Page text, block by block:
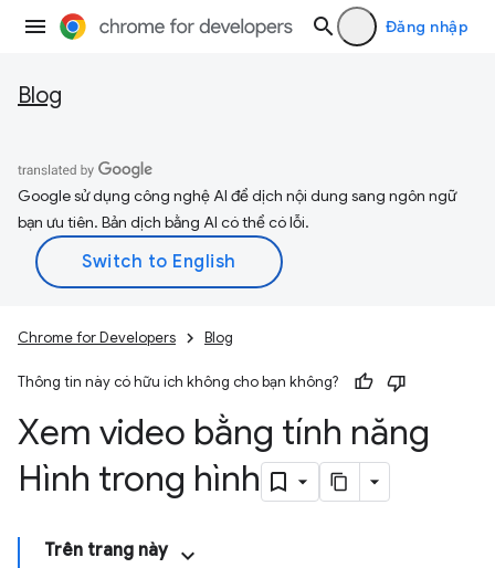
Đăng nhập
Blog
Google sử dụng công nghệ AI để dịch nội dung sang ngôn ngữ
bạn ưu tiên. Bản dịch bằng AI có thể có lỗi.
Chrome for Developers Blog
Thông tin này có hữu ích không cho bạn không?
Xem video bằng tính năng
Hình trong hình
Trên trang này